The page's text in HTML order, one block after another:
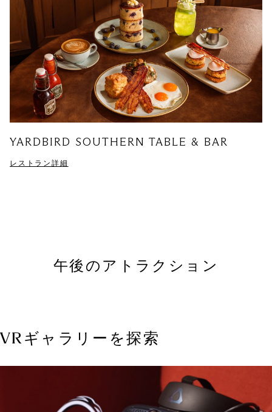
YARDBIRD SOUTHERN TABLE & BAR
レストラン詳細
午後のアトラクション
VRギャラリーを探索